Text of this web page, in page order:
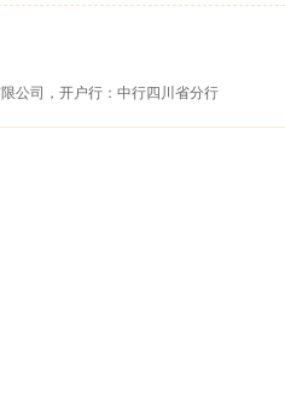
公司，开户行：中行四川省分行